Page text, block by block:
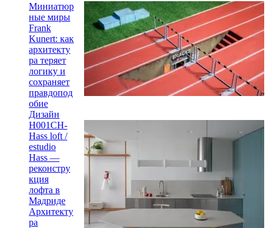
Миниатюр
ные миры
Frank
Kunert: как
архитекту
ра теряет
логику и
сохраняет
правдопод
обие
Дизайн
H001CH-
Hass loft /
estudio
Hass —
реконстру
кция
лофта в
Мадриде
Архитекту
ра